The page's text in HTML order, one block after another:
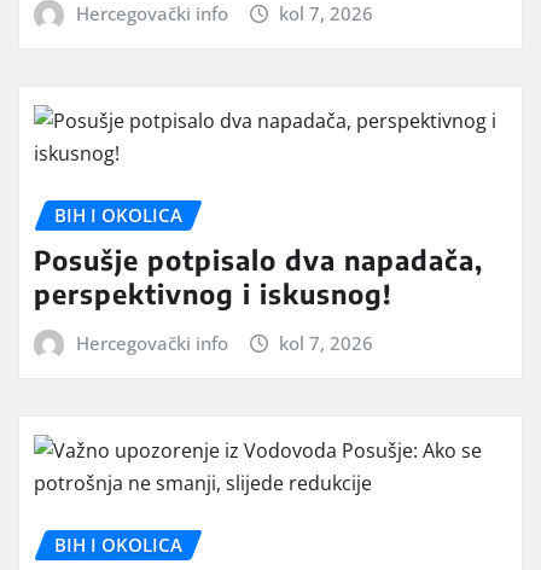
Hercegovački info kol 7, 2026
BIH I OKOLICA
Posušje potpisalo dva napadača,
perspektivnog i iskusnog!
Hercegovački info kol 7, 2026
BIH I OKOLICA